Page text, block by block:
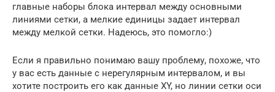
главные наборы блока интервал между основными
линиями сетки, а мелкие единицы задает интервал
между мелкой сетки. Надеюсь, это помогло:)
Если я правильно понимаю вашу проблему, похоже, что
у вас есть данные с нерегулярным интервалом, и вы
хотите построить его как данные XY, но линии сетки оси